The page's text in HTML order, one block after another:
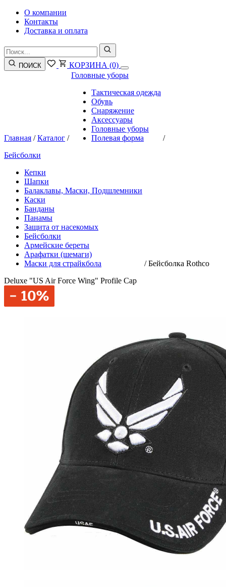
О компании
Контакты
Доставка и оплата
ПОИСК КОРЗИНА (0)
Главная /Каталог /
Головные уборы
Тактическая одежда
Обувь
Снаряжение
Аксессуары
Головные уборы
Полевая форма
/
Бейсболки
Кепки
Шапки
Балаклавы, Маски, Подшлемники
Каски
Банданы
Панамы
Защита от насекомых
Бейсболки
Армейские береты
Арафатки (шемаги)
Маски для страйкбола
/Бейсболка Rothco
Deluxe "US Air Force Wing" Profile Cap